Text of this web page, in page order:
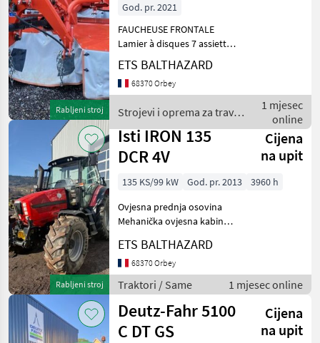
Rabljeni stroj
God. pr. 2021
FAUCHEUSE FRONTALE
Lamier à disques 7 assiettes
Démontage rapide des
couteaux Régimme PdF =
1000 tr/mn Protection
travu i baliranje Rot
ETS BALTHAZARD
68370 Orbey
Strojevi i oprema za travu i
baliranje / Kuhn
1 mjesec
online
Rabljeni stroj
Isti IRON 135
DCR 4V
Cijena
na upit
135 KS/99 kW God. pr. 2013
3960 h
Ovjesna prednja osovina
Mehanička ovjesna kabina
stupnja prijenosa pod
naponom Klima uređaj 3
mehanička dvostruko
djelujuća hidraulička ven
ETS BALTHAZARD
68370 Orbey
Traktori / Same 1 mjesec online
Deutz-Fahr 5100
C DT GS
Cijena
na upit